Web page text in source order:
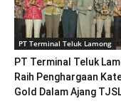
PT Terminal Teluk Lamong
PT Terminal Teluk
Raih Penghargaan
Gold Dalam Ajang